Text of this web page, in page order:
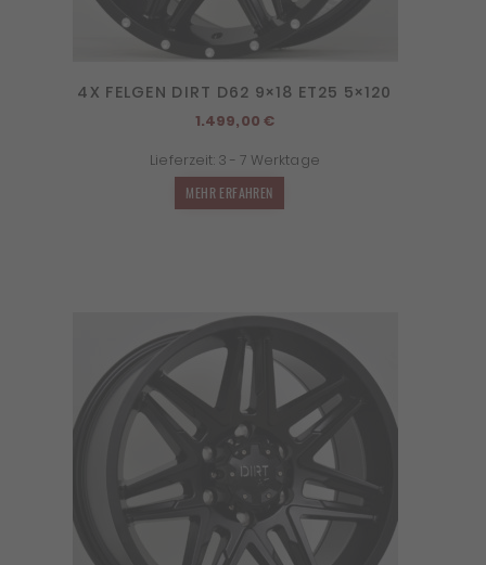
4X FELGEN DIRT D62 9×18 ET25 5×120
1.499,00€
Lieferzeit: 3 - 7 Werktage
MEHR ERFAHREN